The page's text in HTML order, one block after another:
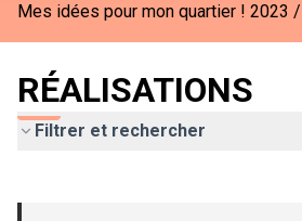
Mes idées pour mon quartier ! 2023 /
RÉALISATIONS
Filtrer et rechercher